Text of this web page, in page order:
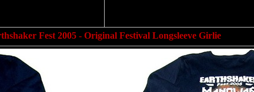
Fest 2005 - Original Festival Longsleeve Girlie